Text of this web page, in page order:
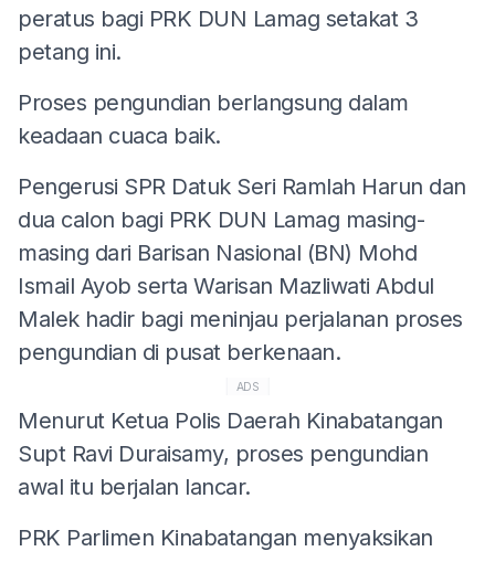
peratus bagi PRK DUN Lamag setakat 3
petang ini.
Proses pengundian berlangsung dalam
keadaan cuaca baik.
Pengerusi SPR Datuk Seri Ramlah Harun dan
dua calon bagi PRK DUN Lamag masing-
masing dari Barisan Nasional (BN) Mohd
Ismail Ayob serta Warisan Mazliwati Abdul
Malek hadir bagi meninjau perjalanan proses
pengundian di pusat berkenaan.
ADS
Menurut Ketua Polis Daerah Kinabatangan
Supt Ravi Duraisamy, proses pengundian
awal itu berjalan lancar.
PRK Parlimen Kinabatangan menyaksikan